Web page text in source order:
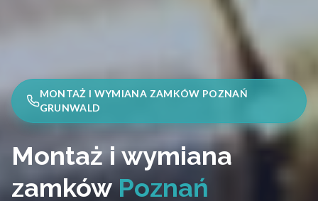
MONTAŻ I WYMIANA ZAMKÓW POZNAŃ
GRUNWALD
Montaż i wymiana
zamkówPoznań